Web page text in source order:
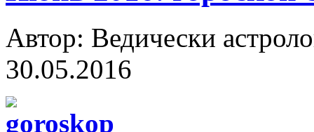
Автор: Ведически
30.05.2016